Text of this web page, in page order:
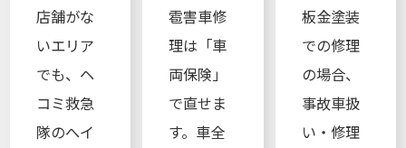
店舗がな
いエリア
でも、ヘ
コミ救急
隊のへイ
雹害車修
理は「車
両保険」
で直せま
す。車全
板金塗装
での修理
の場合、
事故車扱
い・修理